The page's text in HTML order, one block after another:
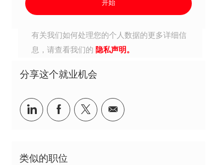
开始
有关我们如何处理您的个人数据的更多详细信
息，请查看我们的 隐私声明。
分享这个就业机会
分享到Linkedin
分享到Facebook
分享到Twitter
分享到电子邮件
类似的职位